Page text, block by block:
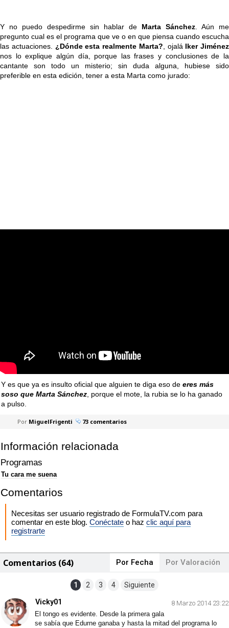
Y no puedo despedirme sin hablar de Marta Sánchez . Aún me
pregunto cual es el programa que ve o en que piensa cuando escucha
las actuaciones. ¿Dónde esta realmente Marta? , ojalá Iker Jiménez
nos lo explique algún día, porque las frases y conclusiones de la
cantante son todo un misterio; sin duda alguna, hubiese sido
preferible en esta edición, tener a esta Marta como jurado:
Y es que ya es insulto oficial que alguien te diga eso de eres más
soso que Marta Sánchez , porque el mote, la rubia se lo ha ganado
a pulso.
Por MiguelFrigenti 73 comentarios
Información relacionada
Programas
Tu cara me suena
Comentarios
Necesitas ser usuario registrado de FormulaTV.com para
comentar en este blog. Conéctate o haz clic aquí para
registrarte
Comentarios (64) Por Fecha Por Valoración
1 2 3 4 Siguiente
Vicky01
8 Marzo 2014 23:22
El tongo es evidente. Desde la primera gala
se sabía que Edurne ganaba y hasta la mitad del programa lo